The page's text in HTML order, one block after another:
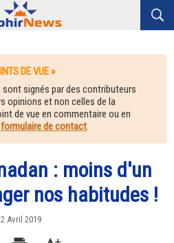
DE VUE »
signés par des contributeurs
opinions et non celles de la
de vue en commentaire ou en
formulaire de contact.
: moins d'un
nos habitudes !
Avril 2019